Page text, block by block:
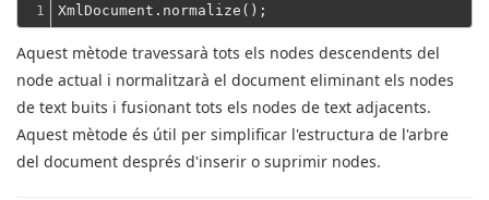
1
Aquest mètode travessarà tots els nodes descendents del
node actual i normalitzarà el document eliminant els nodes
de text buits i fusionant tots els nodes de text adjacents.
Aquest mètode és útil per simplificar l'estructura de l'arbre
del document després d'inserir o suprimir nodes.